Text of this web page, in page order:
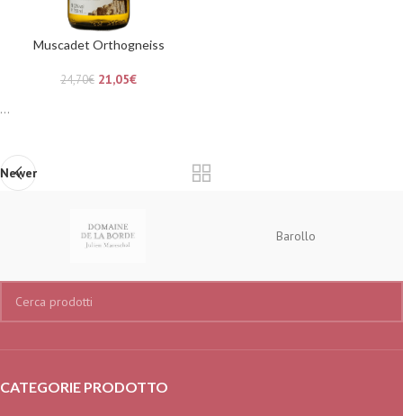
Muscadet Orthogneiss
24,70€ 21,05€
...
Newer
Barollo
CATEGORIE PRODOTTO